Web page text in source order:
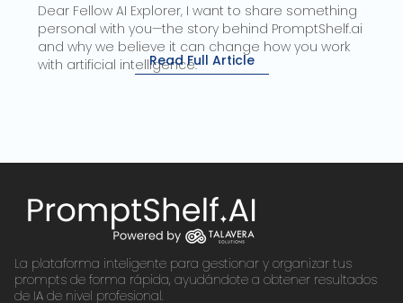
Dear Fellow AI Explorer, I want to share something
personal with you—the story behind PromptShelf.ai
and why we believe it can change how you work
with artificial intelligence.Read Full Article
La plataforma inteligente para gestionar y organizar tus
prompts de forma rápida, ayudándote a obtener resultados
de IA de nivel profesional.